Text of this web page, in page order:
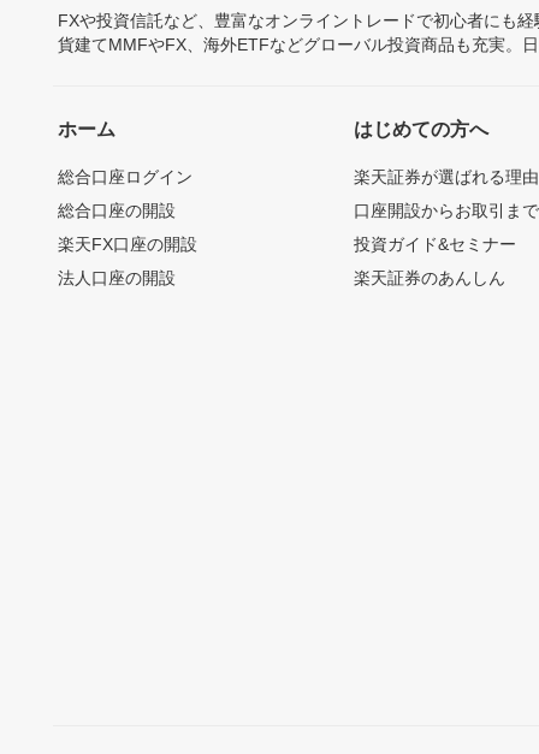
FXや投資信託など、豊富なオンライントレードで初心者にも
貨建てMMFやFX、海外ETFなどグローバル投資商品も充実。
ホーム
総合口座ログイン
総合口座の開設
楽天FX口座の開設
法人口座の開設
はじめての方へ
楽天証券が選ばれる理由
口座開設からお取引ま
投資ガイド&セミナー
楽天証券のあんしん